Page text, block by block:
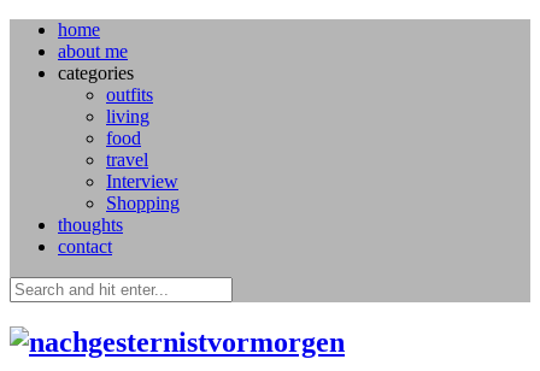
home
about me
categories
outfits
living
food
travel
Interview
Shopping
thoughts
contact